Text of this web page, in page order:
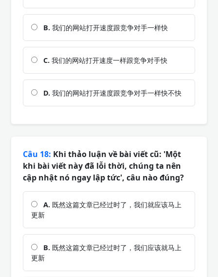
B. 我们的网站打开速度跟竞争对手一样快
C. 我们的网站打开速度一样跟竞争对手快
D. 我们的网站打开速度跟竞争对手一样快不快
Câu 18: Khi thảo luận về bài viết cũ: 'Một
khi bài viết này đã lỗi thời, chúng ta nên
cập nhật nó ngay lập tức', câu nào đúng?
A. 既然这篇文章已经过时了，我们就应该马上
更新
B. 既然这篇文章已经过时了，我们应该就马上
更新